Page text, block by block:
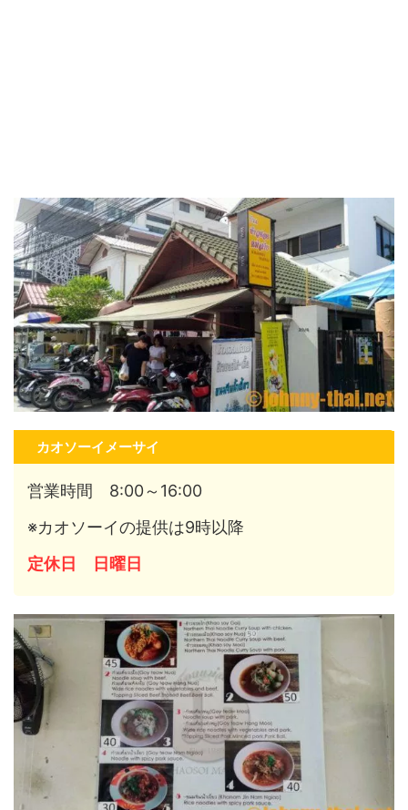
カオソーイメーサイ
営業時間 8:00～16:00
※カオソーイの提供は9時以降
定休日 日曜日